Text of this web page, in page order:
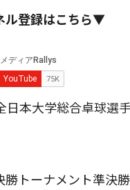
ル登録はこちら▼
日本大学総合卓球
勝トーナメント準決